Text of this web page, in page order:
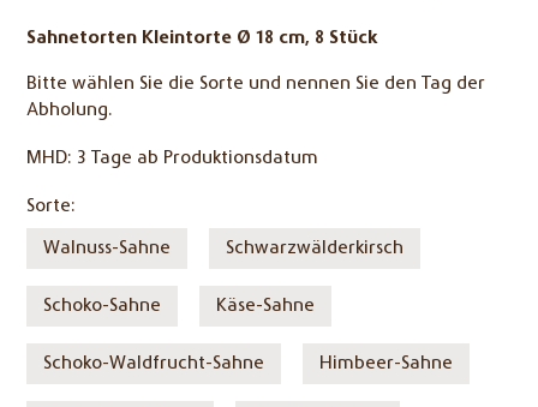
Sahnetorten Kleintorte Ø 18 cm, 8 Stück
Bitte wählen Sie die Sorte und nennen Sie den Tag der
Abholung.
MHD: 3 Tage ab Produktionsdatum
Sorte:
Walnuss-Sahne Schwarzwälderkirsch
Schoko-Sahne Käse-Sahne
Schoko-Waldfrucht-Sahne Himbeer-Sahne